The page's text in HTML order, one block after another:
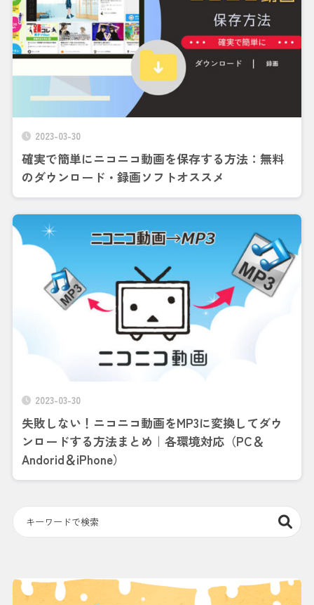
2023-03-30
確実で簡単にニコニコ動画を保存する方法：無料
のダウンロード・録画ソフトオススメ
2023-03-30
失敗しない！ニコニコ動画をMP3に変換してダウ
ンロードする方法まとめ｜各環境対応（PC＆
Andorid＆iPhone）